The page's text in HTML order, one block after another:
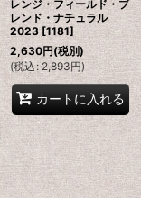
レンジ・フィールド・ブ
レンド・ナチュラル
2023 [1181]
2,630円(税別)
(税込: 2,893円)
カートに入れる